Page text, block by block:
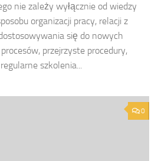
nie zależy wyłącznie od wiedzy
organizacji pracy, relacji z
się do nowych
przejrzyste procedury,
szkolenia...
0